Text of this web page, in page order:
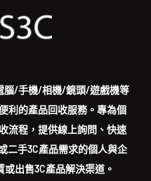
腦/手機/相機/鏡頭/遊戲機等
利的產品回收服務。專為個
流程，提供線上詢問、快速
二手3C產品需求的個人與企
出售3C產品解決渠道。